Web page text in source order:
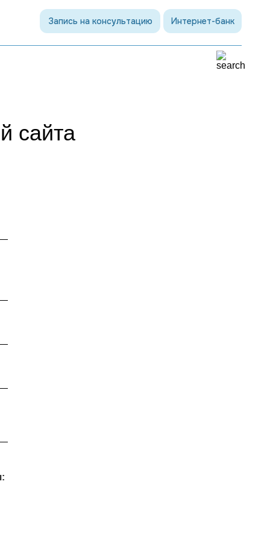
Запись на консультацию Интернет-банк
сайта